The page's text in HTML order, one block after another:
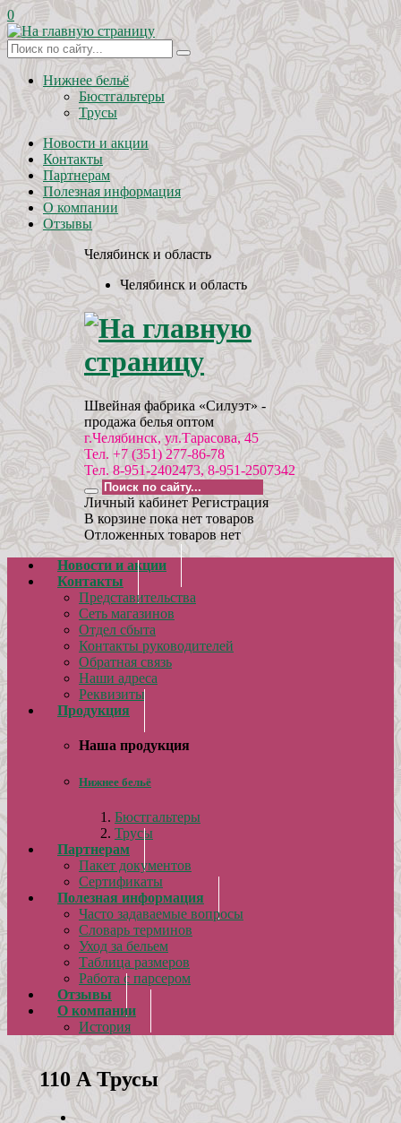
0
Нижнее бельё
Бюстгальтеры
Трусы
Новости и акции
Контакты
Партнерам
Полезная информация
О компании
Отзывы
Челябинск и область
Челябинск и область
Швейная фабрика «Силуэт» -
продажа белья оптом
г.Челябинск, ул.Тарасова, 45
Тел. +7 (351) 277-86-78
Тел. 8-951-2402473, 8-951-2507342
Личный кабинет Регистрация
В корзине пока нет товаров
Отложенных товаров нет
Новости и акции
Контакты
Представительства
Сеть магазинов
Отдел сбыта
Контакты руководителей
Обратная связь
Наши адреса
Реквизиты
Продукция
Наша продукция
Нижнее бельё
Бюстгальтеры
Трусы
Партнерам
Пакет документов
Сертификаты
Полезная информация
Часто задаваемые вопросы
Словарь терминов
Уход за бельем
Таблица размеров
Работа с парсером
Отзывы
О компании
История
110 А Трусы